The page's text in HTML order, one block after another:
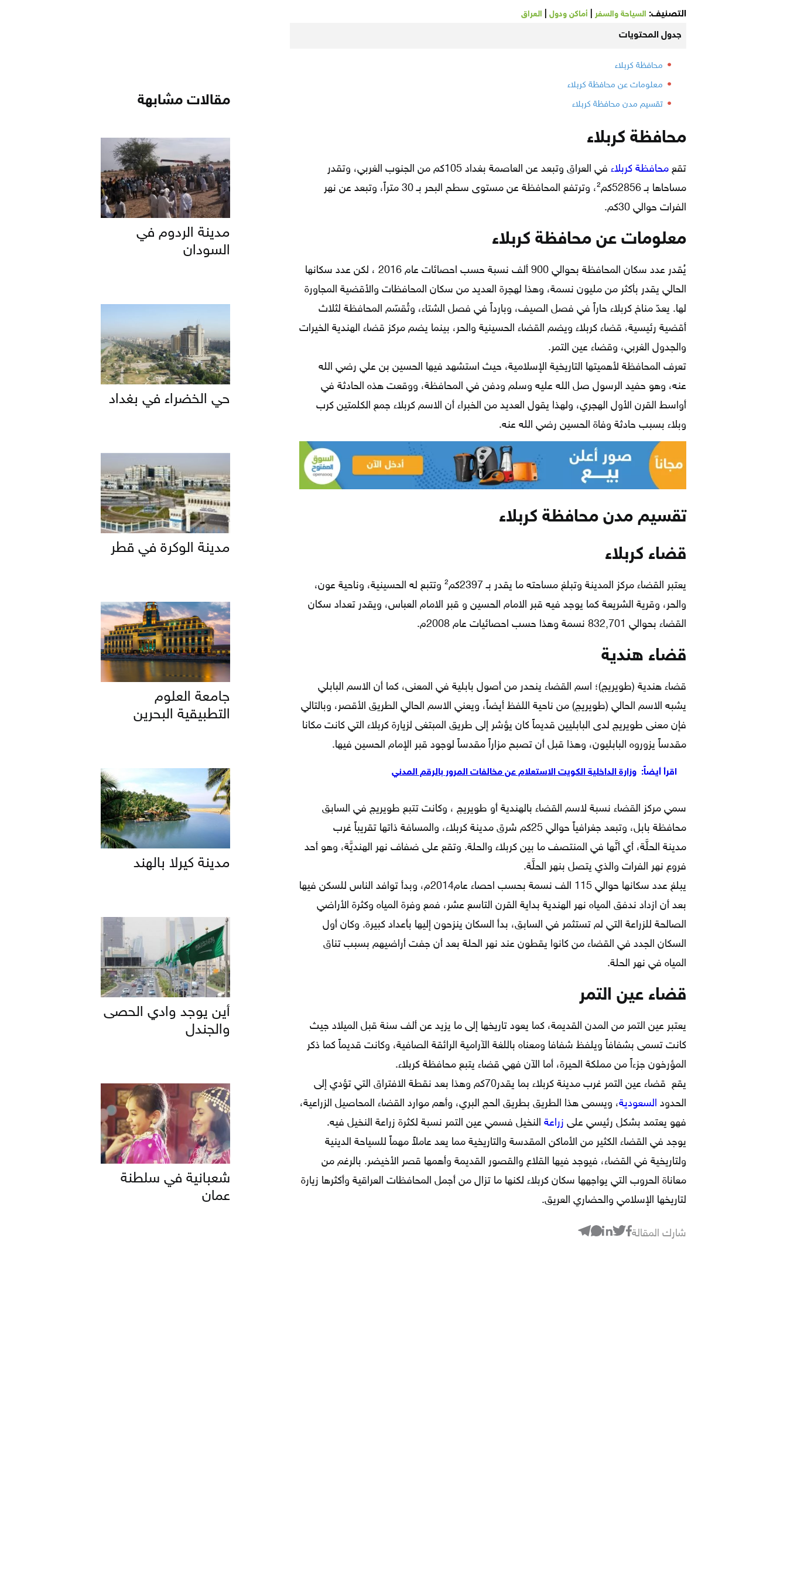
التصنيف: السياحة والسفر أماكن ودول العراق
جدول المحتويات
محافظة كربلاء
معلومات عن محافظة كربلاء
تقسيم مدن محافظة كربلاء
محافظة كربلاء
تقع محافظة كربلاء
في العراق وتبعد عن العاصمة بغداد 105كم من الجنوب الغربي، وتقدر
مساحاها بـ 52856كم²، وترتفع المحافظة عن مستوى سطح البحر بـ 30 متراً، وتبعد عن نهر
الفرات حوالي 30كم.
معلومات عن محافظة كربلاء
يُقدر عدد سكان المحافظة بحوالي 900 ألف نسبة حسب احصائات عام 2016 ، لكن عدد سكانها
الحالي يقدر بأكثر من مليون نسمة، وهذا لهجرة العديد من سكان المحافظات والأقضية المجاورة
لها. يعدّ مناخ كربلاء حاراً في فصل الصيف، وبارداً في فصل الشتاء، وتُقسّم المحافظة لثلاث
أقضية رئيسية، قضاء كربلاء ويضم القضاء الحسينية والحر، بينما يضم مركز قضاء الهندية الخيرات
والجدول الغربي، وقضاء عين التمر.
تعرف المحافظة لأهميتها التاريخية الإسلامية، حيث استشهد فيها الحسين بن علي رضي الله
عنه، وهو حفيد الرسول صل الله عليه وسلم ودفن في المحافظة، ووقعت هذه الحادثة في
أواسط القرن الأول الهجري، ولهذا يقول العديد من الخبراء أن الاسم كربلاء جمع الكلمتين كرب
وبلاء بسبب حادثة وفاة الحسين رضي الله عنه.
تقسيم مدن محافظة كربلاء
قضاء كربلاء
يعتبر القضاء مركز المدينة وتبلغ مساحته ما يقدر بـ 2397كم² وتتبع له الحسينية، وناحية عون،
والحر، وقرية الشريعة كما يوجد فيه قبر الامام الحسين و قبر الامام العباس، ويقدر تعداد سكان
القضاء بحوالي 832,701 نسمة وهذا حسب احصائيات عام 2008م.
قضاء هندية
قضاء هندية (طويريج)؛ اسم القضاء ينحدر من أصول بابلية في المعنى، كما أن الاسم البابلي
يشبه الاسم الحالي (طويريج) من ناحية اللفظ أيضاً، ويعني الاسم الحالي الطريق الأقصر، وبالتالي
فإن معنى طويريج لدى البابليين قديماً كان يؤشر إلى طريق المبتغى لزيارة كربلاء التي كانت مكانا
مقدساً يزوروه البابليون، وهذا قبل أن تصبح مزاراً مقدساً لوجود قبر الإمام الحسين فيها.
اقرأ أيضاً: وزارة الداخلية الكويت الاستعلام عن مخالفات المرور بالرقم المدني
سمي مركز القضاء نسبة لاسم القضاء بالهندية أو طويريج ، وكانت تتبع طويريج في السابق
محافظة بابل، وتبعد جغرافياً حوالي 25كم شرق مدينة كربلاء، والمسافة ذاتها تقريباً غرب
مدينة الحلَّة، أي أنَّها في المنتصف ما بين كربلاء والحلة. وتقع على ضفاف نهر الهنديَّة، وهو أحد
فروع نهر الفرات والذي يتصل بنهر الحلَّة.
يبلغ عدد سكانها حوالي 115 الف نسمة بحسب احصاء عام2014م، وبدأ توافد الناس للسكن فيها
بعد أن ازداد ندفق المياه نهر الهندية بداية القرن التاسع عشر، فمع وفرة المياه وكثرة الأراضي
الصالحة للزراعة التي لم تستثمر في السابق، بدأ السكان ينزحون إليها بأعداد كبيرة. وكان أول
السكان الجدد في القضاء من كانوا يقطون عند نهر الحلة بعد أن جفت أراضيهم بسبب تناق
المياه في نهر الحلة.
قضاء عين التمر
يعتبر عين التمر من المدن القديمة، كما يعود تاريخها إلى ما يزيد عن ألف سنة قبل الميلاد جيث
كانت تسمى بشفافاً ويلفظ شفافا ومعناه باللغة الآرامية الرائقة الصافية، وكانت قديماً كما ذكر
المؤرخون جزءاً من مملكة الحيرة، أما الآن فهي قضاء يتبع محافظة كربلاء.
يقع قضاء عين التمر غرب مدينة كربلاء بما يقدر70كم وهذا بعد نقطة الافتراق التي تؤدي إلى
الحدود السعودية، ويسمى هذا الطريق بطريق الحج البري، وأهم موارد القضاء المحاصيل الزراعية،
فهو يعتمد بشكل رئيسي على زراعة النخيل فسمي عين التمر نسبة لكثرة زراعة النخيل فيه.
يوجد في القضاء الكثير من الأماكن المقدسة والتاريخية مما يعد عاملاً مهماً للسياحة الدينية
ولتاريخية في القضاء، فيوجد فيها القلاع والقصور القديمة وأهمها قصر الأخيضر. بالرغم من
معاناة الحروب التي يواجهها سكان كربلاء لكنها ما تزال من أجمل المحافظات العراقية وأكثرها زيارة
لتاريخها الإسلامي والحضاري العريق.
شارك المقالة
مقالات مشابهة
مدينة الردوم في
السودان
حي الخضراء في بغداد
مدينة الوكرة في قطر
جامعة العلوم
التطبيقية البحرين
مدينة كيرلا بالهند
أين يوجد وادي الحصى
والجندل
شعبانية في سلطنة
عمان